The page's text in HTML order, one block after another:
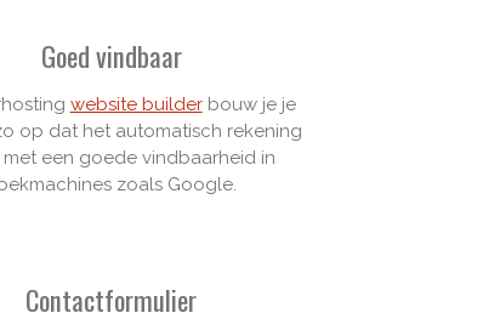
Goed vindbaar
website builderbouw je je
op dat het automatisch rekening
een goede vindbaarheid in
zoals Google.
Contactformulier